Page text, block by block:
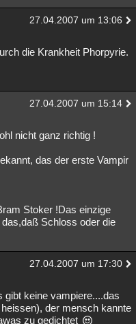
27.04.2007 um 13:06
die Krankheit Phorpyrie.
27.04.2007 um 15:14
nicht ganz richtig !
das der erste Vampir
Stoker !Das einzige
Schloss oder die
27.04.2007 um 17:30
gibt keine vampiere....das
der mensch kannte
zu gedichtet